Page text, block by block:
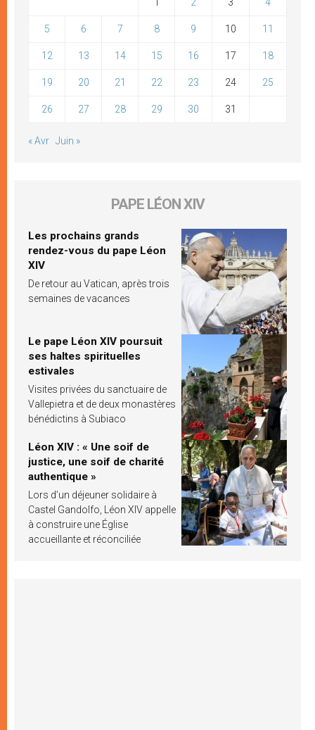
5 6 7 8 9 10 11
12 13 14 15 16 17 18
19 20 21 22 23 24 25
26 27 28 29 30 31
« Avr Juin »
PAPE LÉON XIV
Les prochains grands
rendez-vous du pape Léon
XIV
De retour au Vatican, après trois
semaines de vacances
Le pape Léon XIV poursuit
ses haltes spirituelles
estivales
Visites privées du sanctuaire de
Vallepietra et de deux monastères
bénédictins à Subiaco
Léon XIV : « Une soif de
justice, une soif de charité
authentique »
Lors d’un déjeuner solidaire à
Castel Gandolfo, Léon XIV appelle
à construire une Église
accueillante et réconciliée